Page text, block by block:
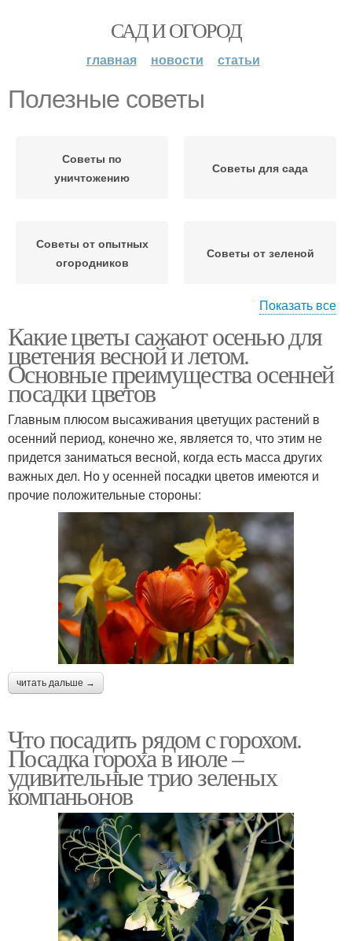
САД И ОГОРОД
главная новости статьи
Полезные советы
Советы по
уничтожению
Советы для сада
Советы от опытных
огородников
Советы от зеленой
Общие советы Советы по посадке
Советы для дачи Дачные советы
Показать все
Какие цветы сажают осенью для
цветения весной и летом.
Основные преимущества осенней
посадки цветов
Главным плюсом высаживания цветущих растений в
осенний период, конечно же, является то, что этим не
придется заниматься весной, когда есть масса других
важных дел. Но у осенней посадки цветов имеются и
прочие положительные стороны:
читать дальше →
Что посадить рядом с горохом.
Посадка гороха в июле –
удивительные трио зеленых
компаньонов